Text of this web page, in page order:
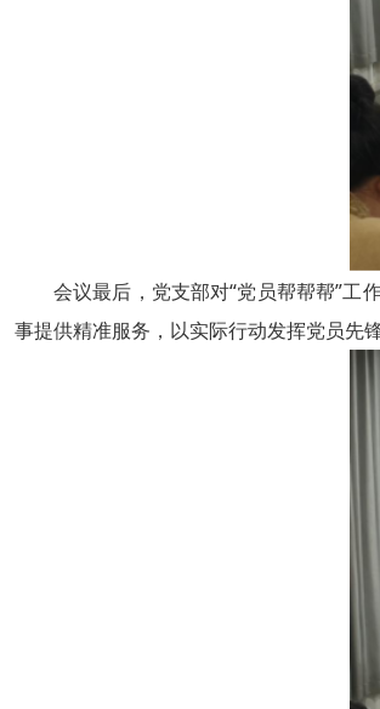
会议最后，党支部对“党员帮帮帮”工
事提供精准服务，以实际行动发挥党员先锋